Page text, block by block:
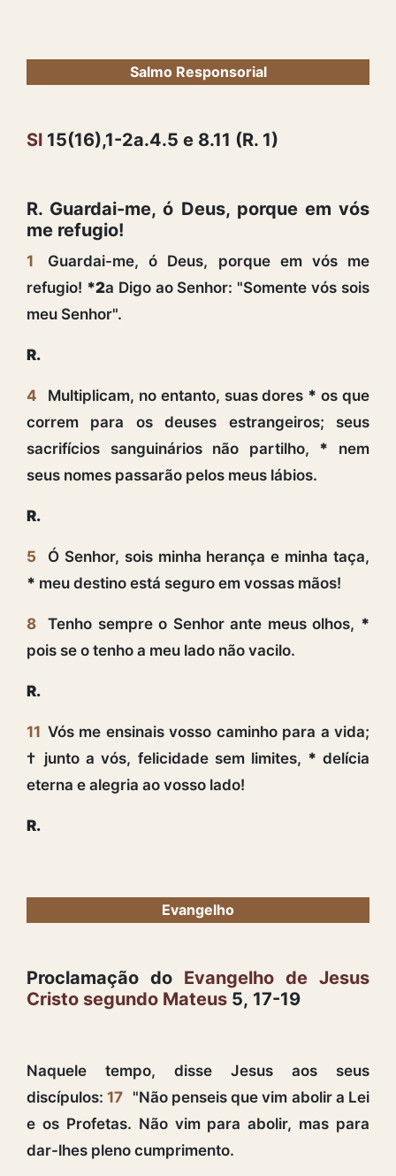
Salmo Responsorial
Sl 15(16),1-2a.4.5 e 8.11 (R. 1)
R. Guardai-me, ó Deus, porque em vós
me refugio!
1
Guardai-me, ó Deus, porque em vós me
refugio! *2a Digo ao Senhor: "Somente vós sois
meu Senhor".
R.
4 Multiplicam, no entanto, suas dores * os que
correm para os deuses estrangeiros; seus
sacrifícios sanguinários não partilho, * nem
seus nomes passarão pelos meus lábios.
R.
5
Ó Senhor, sois minha herança e minha taça,
* meu destino está seguro em vossas mãos!
8 Tenho sempre o Senhor ante meus olhos, *
pois se o tenho a meu lado não vacilo.
R.
11 Vós me ensinais vosso caminho para a vida;
† junto a vós, felicidade sem limites, * delícia
eterna e alegria ao vosso lado!
R.
Evangelho
Proclamação do Evangelho de Jesus
Cristo segundo Mateus 5, 17-19
Naquele tempo, disse Jesus aos seus
discípulos:17 "Não penseis que vim abolir a Lei
e os Profetas. Não vim para abolir, mas para
dar-lhes pleno cumprimento.